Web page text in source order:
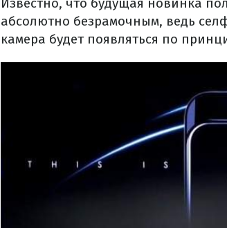
абсолютно безрамочным, ведь
камера будет появляться по